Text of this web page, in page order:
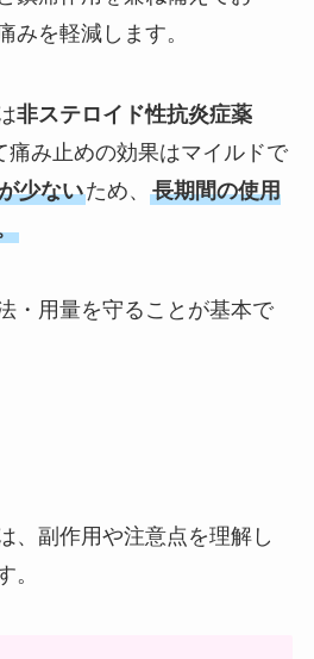
みを軽減します。
非ステロイド性抗炎症薬
痛み止めの効果はマイルドで
少ないため、 長期間の使用
・用量を守ることが基本で
、副作用や注意点を理解し
。